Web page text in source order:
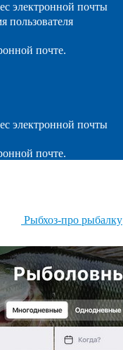
электронной почты
пользователя
почте.
электронной почты
почте.
Рыбхоз-про рыбалку